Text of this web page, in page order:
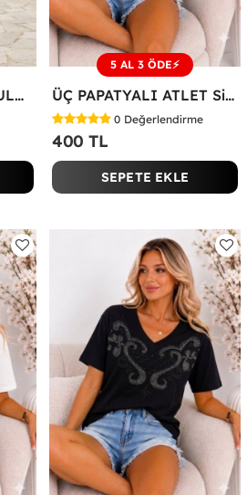
BELDEN KUŞAKLI TULUM Siyah
5 AL 3 ÖDE⚡
ÜÇ PAPATYALI ATLET Siyah
0 Değerlendirme
400 TL
SEPETE EKLE